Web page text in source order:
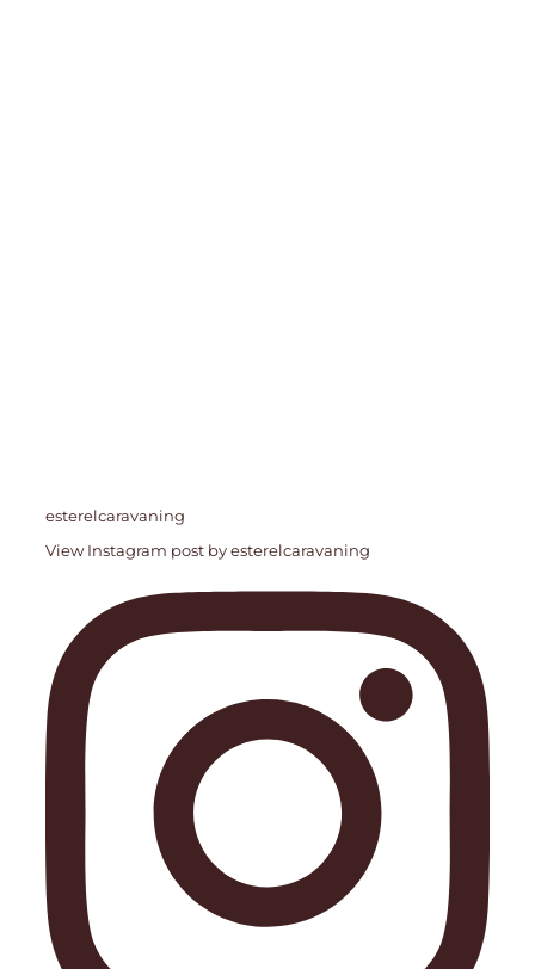
esterelcaravaning
View Instagram post by esterelcaravaning